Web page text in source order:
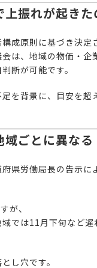
上振れが起きた
成原則に基づき決定
は、地域の物価・企
断が可能です。
を背景に、目安を超
域ごとに異なる
県労働局長の告示に
が、
では11月下旬など遅
し穴です。